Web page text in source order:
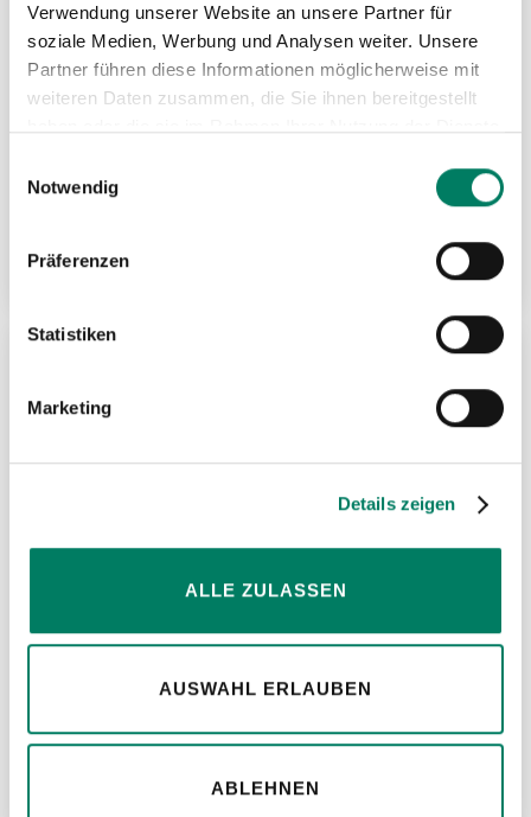
Verwendung unserer Website an unsere Partner für
soziale Medien, Werbung und Analysen weiter. Unsere
Partner führen diese Informationen möglicherweise mit
weiteren Daten zusammen, die Sie ihnen bereitgestellt
Notwendig
Präferenzen
Statistiken
Marketing
Details zeigen
ALLE ZULASSEN
AUSWAHL ERLAUBEN
ABLEHNEN
Stahldrahtseil Machart M, 6x37 nach EN
Drahtseilklemmen DIN EN 13411-5